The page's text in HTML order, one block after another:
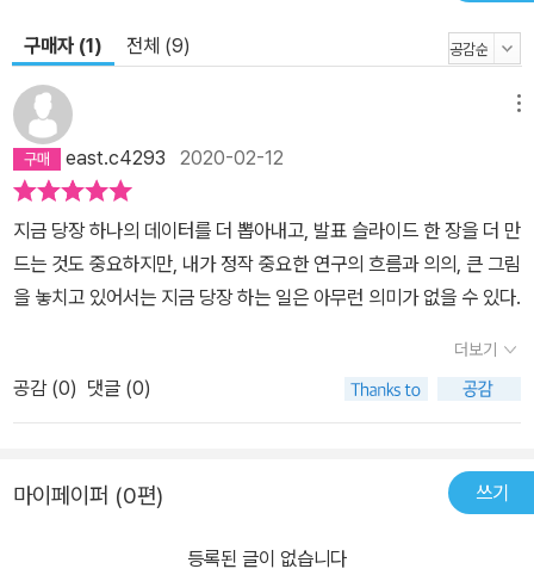
구매자 (1) 전체 (9)
east.c4293 2020-02-12
지금 당장 하나의 데이터를 더 뽑아내고, 발표 슬라이드 한 장을 더 만
드는 것도 중요하지만, 내가 정작 중요한 연구의 흐름과 의의, 큰 그림
을 놓치고 있어서는 지금 당장 하는 일은 아무런 의미가 없을 수 있다.
더보기
공감 (0) 댓글 (0)
마이페이퍼 (0편) 쓰기
등록된 글이 없습니다